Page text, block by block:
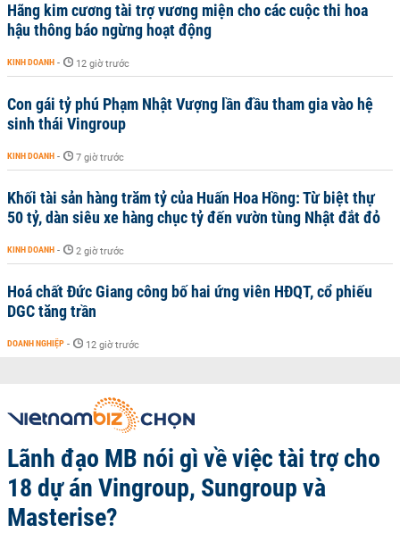
Hãng kim cương tài trợ vương miện cho các cuộc thi hoa
hậu thông báo ngừng hoạt động
KINH DOANH - 12 giờ trước
Con gái tỷ phú Phạm Nhật Vượng lần đầu tham gia vào hệ
sinh thái Vingroup
KINH DOANH - 7 giờ trước
Khối tài sản hàng trăm tỷ của Huấn Hoa Hồng: Từ biệt thự
50 tỷ, dàn siêu xe hàng chục tỷ đến vườn tùng Nhật đắt đỏ
KINH DOANH - 2 giờ trước
Hoá chất Đức Giang công bố hai ứng viên HĐQT, cổ phiếu
DGC tăng trần
DOANH NGHIỆP - 12 giờ trước
Lãnh đạo MB nói gì về việc tài trợ cho
18 dự án Vingroup, Sungroup và
Masterise?